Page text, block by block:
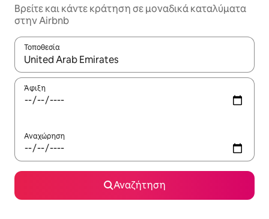
Βρείτε και κάντε κράτηση σε μοναδικά καταλύματα
στην Airbnb
Τοποθεσία
Όταν τα αποτελέσματα είναι διαθέσιμα, μπορείτε να
Άφιξη
Αναχώρηση
Αναζήτηση